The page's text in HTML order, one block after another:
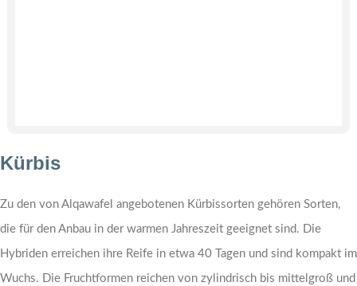
Kürbis
Zu den von Alqawafel angebotenen Kürbissorten gehören Sorten,
die für den Anbau in der warmen Jahreszeit geeignet sind. Die
Hybriden erreichen ihre Reife in etwa 40 Tagen und sind kompakt im
Wuchs. Die Fruchtformen reichen von zylindrisch bis mittelgroß und